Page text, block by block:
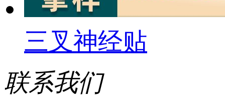
三叉神经贴
联系我们